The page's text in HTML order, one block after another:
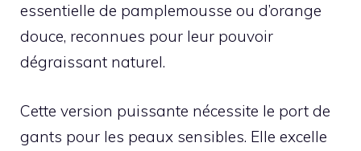
essentielle de pamplemousse ou d’orange
douce, reconnues pour leur pouvoir
dégraissant naturel.
Cette version puissante nécessite le port de
gants pour les peaux sensibles. Elle excelle